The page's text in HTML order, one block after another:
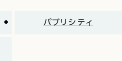
パブリシティ